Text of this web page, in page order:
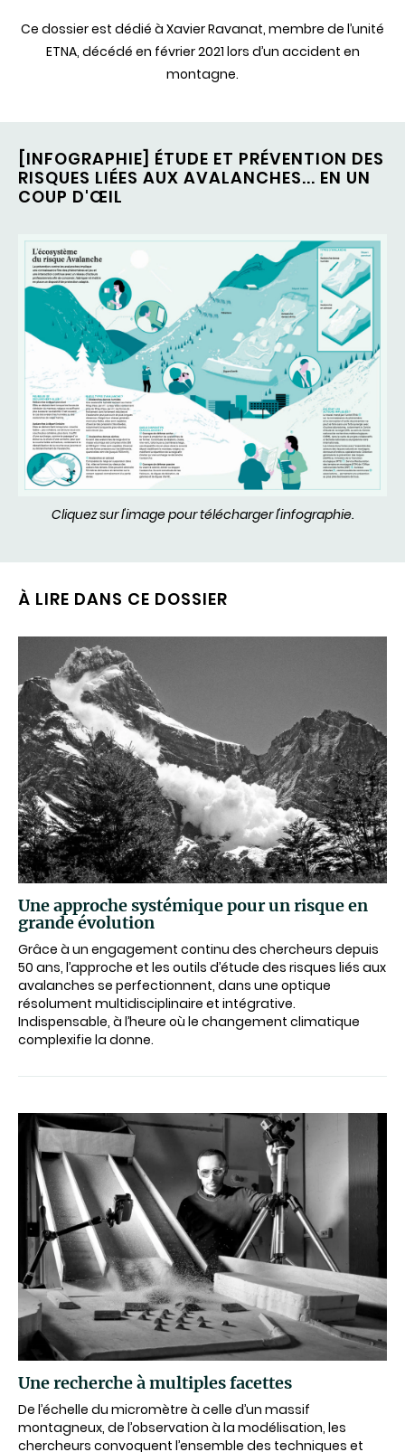
Ce dossier est dédié à Xavier Ravanat, membre de l’unité
ETNA, décédé en février 2021 lors d’un accident en
montagne.
[INFOGRAPHIE] ÉTUDE ET PRÉVENTION DES
RISQUES LIÉES AUX AVALANCHES... EN UN
COUP D'ŒIL
Cliquez sur l'image pour télécharger l'infographie.
À LIRE DANS CE DOSSIER
Une approche systémique pour un risque en
grande évolution
Grâce à un engagement continu des chercheurs depuis
50 ans, l’approche et les outils d’étude des risques liés aux
avalanches se perfectionnent, dans une optique
résolument multidisciplinaire et intégrative.
Indispensable, à l’heure où le changement climatique
complexifie la donne.
Une recherche à multiples facettes
De l’échelle du micromètre à celle d’un massif
montagneux, de l’observation à la modélisation, les
chercheurs convoquent l’ensemble des techniques et